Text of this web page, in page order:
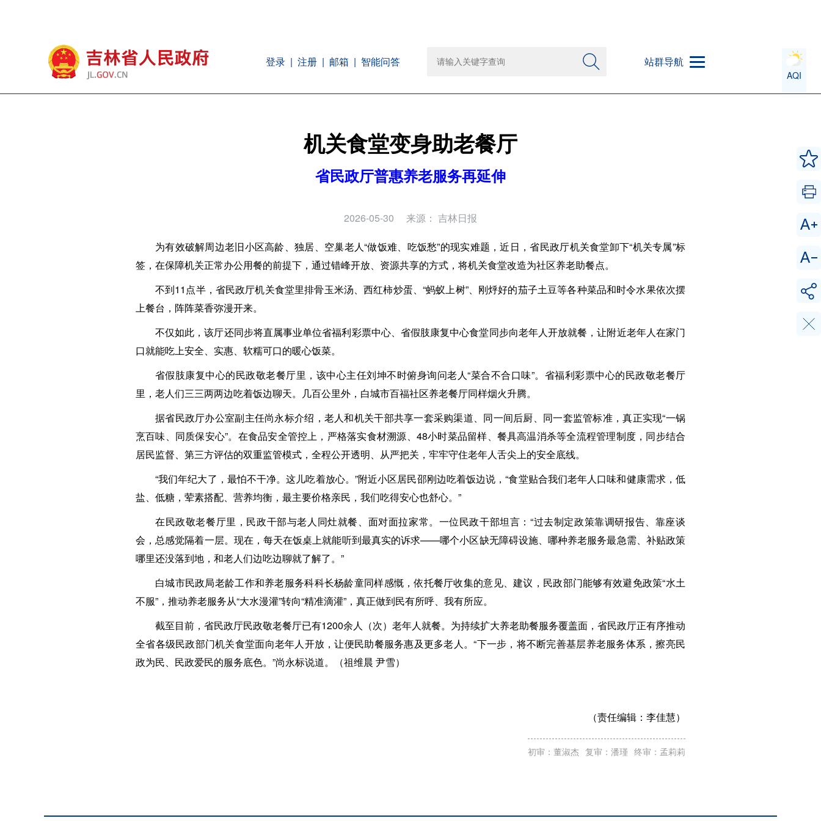
登录 注册 邮箱 智能问答 站群导航
AQI
机关食堂变身助老餐厅
省民政厅普惠养老服务再延伸
2026-05-30 来源： 吉林日报
为有效破解周边老旧小区高龄、独居、空巢老人“做饭难、吃饭愁”的现实难题，近日，省民政厅机关食堂卸下“机关专属”标
签，在保障机关正常办公用餐的前提下，通过错峰开放、资源共享的方式，将机关食堂改造为社区养老助餐点。
不到11点半，省民政厅机关食堂里排骨玉米汤、西红柿炒蛋、“蚂蚁上树”、刚烀好的茄子土豆等各种菜品和时令水果依次摆
上餐台，阵阵菜香弥漫开来。
不仅如此，该厅还同步将直属事业单位省福利彩票中心、省假肢康复中心食堂同步向老年人开放就餐，让附近老年人在家门
口就能吃上安全、实惠、软糯可口的暖心饭菜。
省假肢康复中心的民政敬老餐厅里，该中心主任刘坤不时俯身询问老人“菜合不合口味”。省福利彩票中心的民政敬老餐厅
里，老人们三三两两边吃着饭边聊天。几百公里外，白城市百福社区养老餐厅同样烟火升腾。
据省民政厅办公室副主任尚永标介绍，老人和机关干部共享一套采购渠道、同一间后厨、同一套监管标准，真正实现“一锅
烹百味、同质保安心”。在食品安全管控上，严格落实食材溯源、48小时菜品留样、餐具高温消杀等全流程管理制度，同步结合
居民监督、第三方评估的双重监管模式，全程公开透明、从严把关，牢牢守住老年人舌尖上的安全底线。
“我们年纪大了，最怕不干净。这儿吃着放心。”附近小区居民邵刚边吃着饭边说，“食堂贴合我们老年人口味和健康需求，低
盐、低糖，荤素搭配、营养均衡，最主要价格亲民，我们吃得安心也舒心。”
在民政敬老餐厅里，民政干部与老人同灶就餐、面对面拉家常。一位民政干部坦言：“过去制定政策靠调研报告、靠座谈
会，总感觉隔着一层。现在，每天在饭桌上就能听到最真实的诉求——哪个小区缺无障碍设施、哪种养老服务最急需、补贴政策
哪里还没落到地，和老人们边吃边聊就了解了。”
白城市民政局老龄工作和养老服务科科长杨龄童同样感慨，依托餐厅收集的意见、建议，民政部门能够有效避免政策“水土
不服”，推动养老服务从“大水漫灌”转向“精准滴灌”，真正做到民有所呼、我有所应。
截至目前，省民政厅民政敬老餐厅已有1200余人（次）老年人就餐。为持续扩大养老助餐服务覆盖面，省民政厅正有序推动
全省各级民政部门机关食堂面向老年人开放，让便民助餐服务惠及更多老人。“下一步，将不断完善基层养老服务体系，擦亮民
政为民、民政爱民的服务底色。”尚永标说道。（祖维晨 尹雪）
（责任编辑： 李佳慧）
初审：董淑杰 复审：潘瑾 终审：孟莉莉